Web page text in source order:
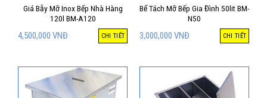
Giá Bẫy Mỡ Inox Bếp Nhà Hàng
120l BM-A120
4,500,000 VNĐ CHI TIẾT
Bể Tách Mỡ Bếp Gia Đình 50lit BM-
N50
3,000,000 VNĐ CHI TIẾT